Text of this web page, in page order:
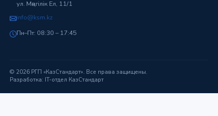
ул. Мәңгілік Ел, 11/1
info@ksm.kz
Пн–Пт: 08:30 – 17:45
© 2026 РГП «КазСтандарт». Все права защищены.
Разработка: IT-отдел КазСтандарт